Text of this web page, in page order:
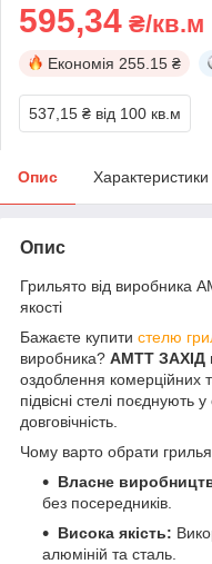
595,34 ₴/кв.м
Економія 255.15 ₴
537,15 ₴ від 100 кв.м
Опис Характеристики
Опис
Грильято від виробника
якості
Бажаєте купити стелю
виробника? АМТТ ЗАХІД
оздоблення комерційних
підвісні стелі поєднують
довговічність.
Чому варто обрати
Власне
без посередників.
Висока якість:
алюміній та сталь.